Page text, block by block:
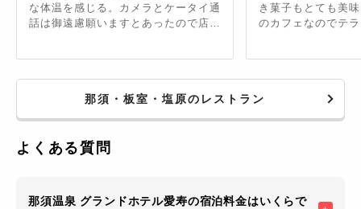
な体温を感じる。カメラとケータイ通
話は御遠慮願いますとあったので店内
き菓子もとても美
のカフェなのでテ
那須・板室・塩原のレストラン
よくある質問
那須温泉 グランドホテル愛寿の宿泊料金はいくらで